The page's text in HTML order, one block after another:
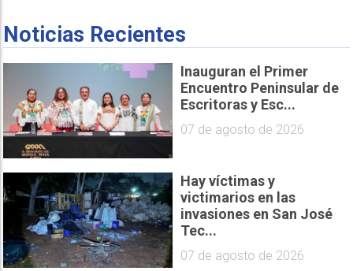
Noticias Recientes
Inauguran el Primer
Encuentro Peninsular de
Escritoras y Esc...
07 de agosto de 2026
Hay víctimas y
victimarios en las
invasiones en San José
Tec...
07 de agosto de 2026